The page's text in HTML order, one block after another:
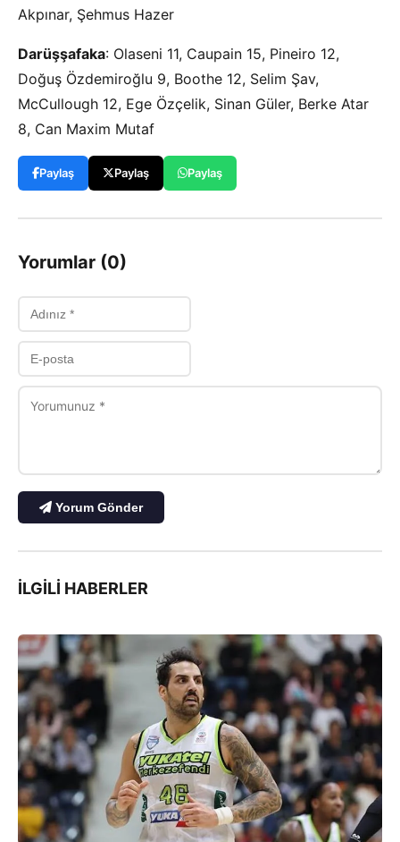
Akpınar, Şehmus Hazer
Darüşşafaka: Olaseni 11, Caupain 15, Pineiro 12,
Doğuş Özdemiroğlu 9, Boothe 12, Selim Şav,
McCullough 12, Ege Özçelik, Sinan Güler, Berke Atar
8, Can Maxim Mutaf
Paylaş Paylaş Paylaş
Yorumlar (0)
Yorum Gönder
İLGILI HABERLER